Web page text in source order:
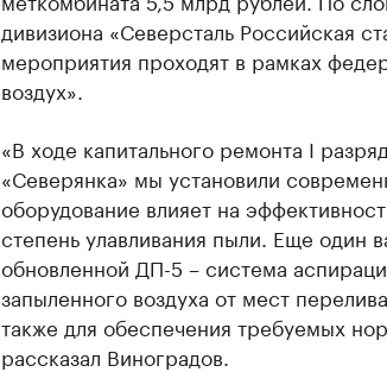
дивизиона «Северсталь Российская
мероприятия проходят в рамках
воздух».
«В ходе капитального ремонта I
«Северянка» мы установили
оборудование влияет на
степень улавливания пыли. Еще один
обновленной ДП-5 – система
запыленного воздуха от мест
также для обеспечения требуемых
рассказал Виноградов.